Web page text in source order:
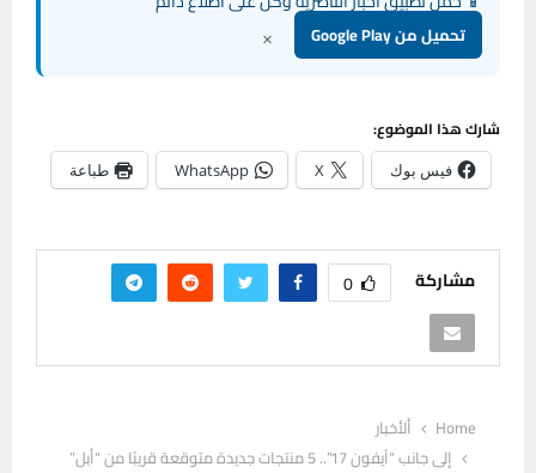
تحميل من Google Play ×
شارك هذا الموضوع:
فيس بوك X
WhatsApp طباعة
مشاركة 0
Home
ألأخبار
إلى جانب “آيفون 17”.. 5 منتجات جديدة متوقعة قريبًا من “أبل”